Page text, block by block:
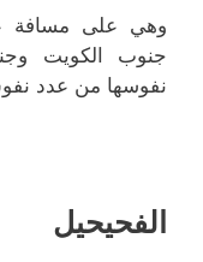
وهي على مسافة
جنوب الكويت
نفوسها من عدد
الفحيحيل